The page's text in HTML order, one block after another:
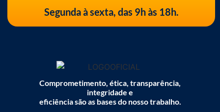
Segunda à sexta, das 9h às 18h.
Comprometimento, ética, transparência,
integridade e
eficiência são as bases do nosso trabalho.